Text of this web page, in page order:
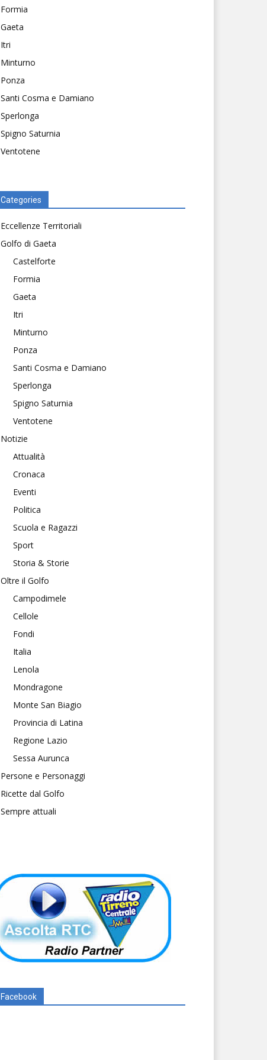
Formia
Gaeta
Itri
Minturno
Ponza
Santi Cosma e Damiano
Sperlonga
Spigno Saturnia
Ventotene
Categories
Eccellenze Territoriali
Golfo di Gaeta
Castelforte
Formia
Gaeta
Itri
Minturno
Ponza
Santi Cosma e Damiano
Sperlonga
Spigno Saturnia
Ventotene
Notizie
Attualità
Cronaca
Eventi
Politica
Scuola e Ragazzi
Sport
Storia & Storie
Oltre il Golfo
Campodimele
Cellole
Fondi
Italia
Lenola
Mondragone
Monte San Biagio
Provincia di Latina
Regione Lazio
Sessa Aurunca
Persone e Personaggi
Ricette dal Golfo
Sempre attuali
Facebook